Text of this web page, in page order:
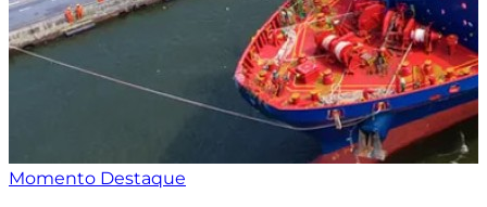
Momento Destaque